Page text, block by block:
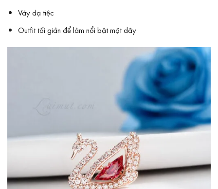
Váy dạ tiệc
Outfit tối giản để làm nổi bật mặt dây